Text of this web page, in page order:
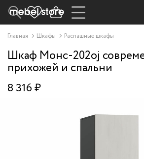
Главная Шкафы Распашные шкафы
Шкаф Монс-202oj
прихожей и спальни
8 316 ₽